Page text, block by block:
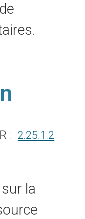
: 2.25.1.2
la